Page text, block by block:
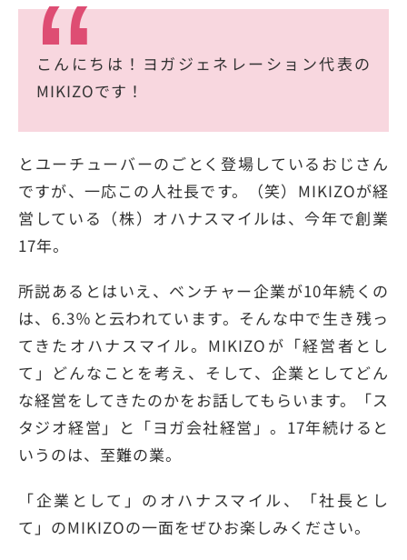
こんにちは！ヨガジェネレーション代表の
MIKIZOです！
とユーチューバーのごとく登場しているおじさん
ですが、一応この人社長です。（笑）MIKIZOが経
営している（株）オハナスマイルは、今年で創業
17年。
所説あるとはいえ、ベンチャー企業が10年続くの
は、6.3％と云われています。そんな中で生き残っ
てきたオハナスマイル。MIKIZOが「経営者とし
て」どんなことを考え、そして、企業としてどん
な経営をしてきたのかをお話してもらいます。「ス
タジオ経営」と「ヨガ会社経営」。17年続けると
いうのは、至難の業。
「企業として」のオハナスマイル、「社長とし
て」のMIKIZOの一面をぜひお楽しみください。